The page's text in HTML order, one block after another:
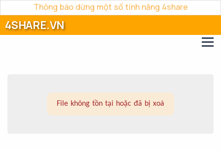
Thông báo dừng một số tính năng 4share
4SHARE.VN
File không tồn tại hoặc đã bị xoá